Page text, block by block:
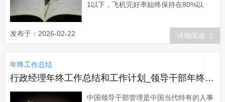
1以下，飞机完好率始终保持在80%以
结，希望能够帮助到大家。机务年终总结
篇一 我作为机务段设备车间综合组的
一名工长，在车间领导的正确领导和关怀
下、在班组员工的协同帮助下，在工作
中，充分发...
发布于：2026-02-22 详细阅读
年终工作总结
行政经理年终工作总结和工作计划_领导干部年终工作总结和工作计划
中国领导干部管理是中国当代特有的人事